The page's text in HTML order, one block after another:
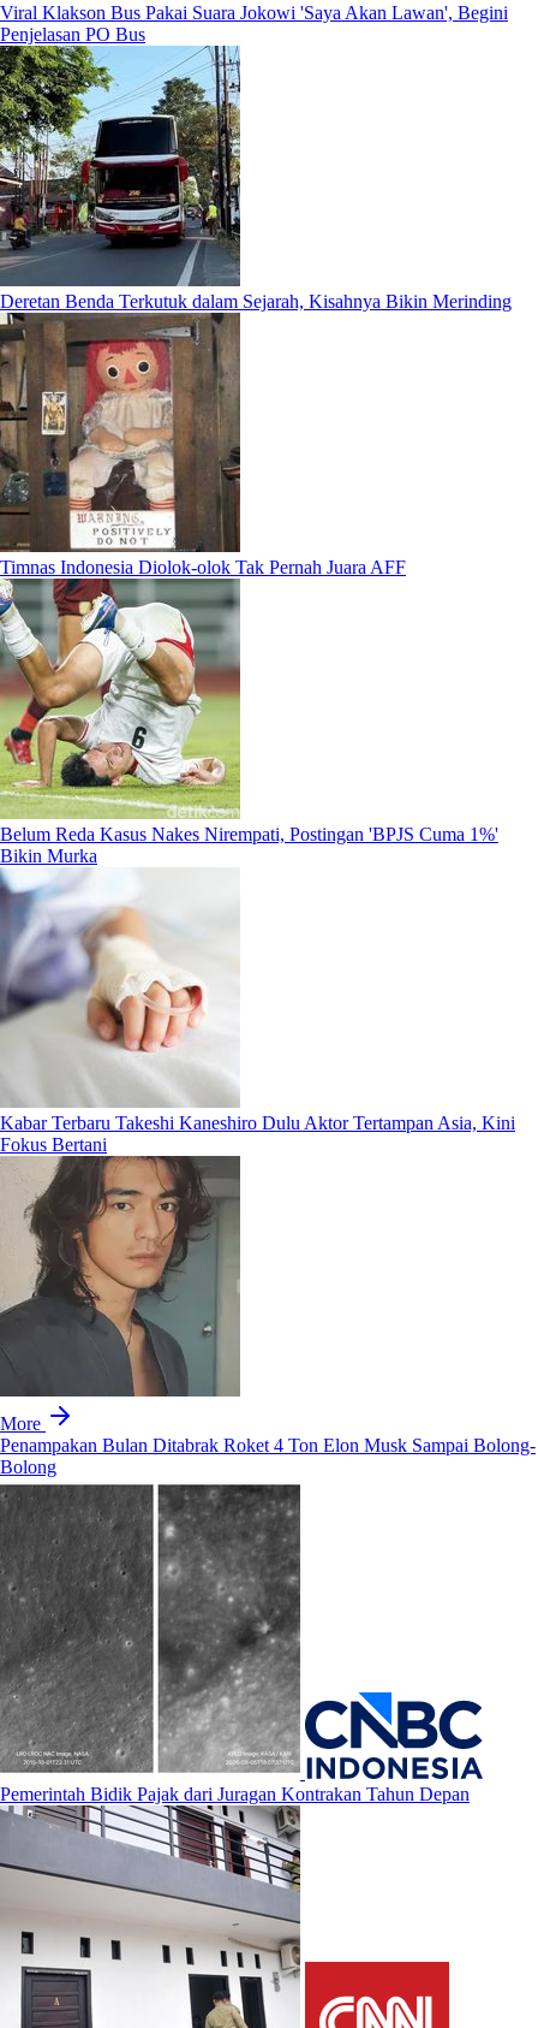
Viral Klakson Bus Pakai Suara Jokowi 'Saya Akan Lawan', Begini
Penjelasan PO Bus
Deretan Benda Terkutuk dalam Sejarah, Kisahnya Bikin Merinding
Timnas Indonesia Diolok-olok Tak Pernah Juara AFF
Belum Reda Kasus Nakes Nirempati, Postingan 'BPJS Cuma 1%'
Bikin Murka
Kabar Terbaru Takeshi Kaneshiro Dulu Aktor Tertampan Asia, Kini
Fokus Bertani
More
Penampakan Bulan Ditabrak Roket 4 Ton Elon Musk Sampai Bolong-
Bolong
Pemerintah Bidik Pajak dari Juragan Kontrakan Tahun Depan